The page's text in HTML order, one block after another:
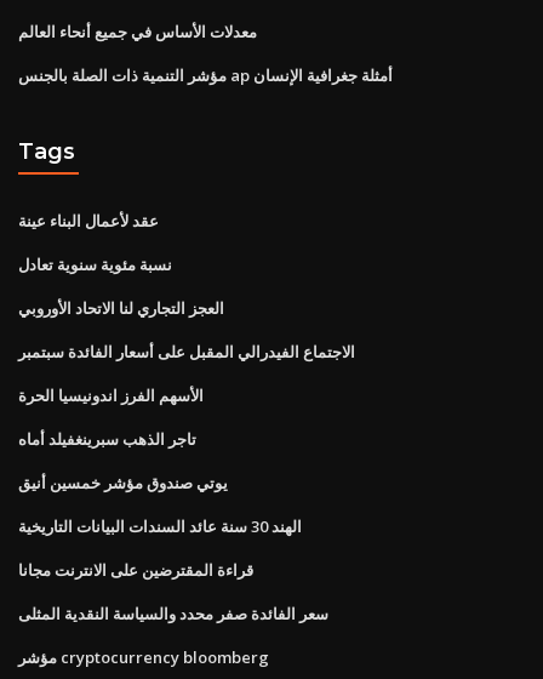
معدلات الأساس في جميع أنحاء العالم
مؤشر التنمية ذات الصلة بالجنس ap أمثلة جغرافية الإنسان
Tags
عقد لأعمال البناء عينة
نسبة مئوية سنوية تعادل
العجز التجاري لنا الاتحاد الأوروبي
الاجتماع الفيدرالي المقبل على أسعار الفائدة سبتمبر
الأسهم الفرز اندونيسيا الحرة
تاجر الذهب سبرينغفيلد أماه
يوتي صندوق مؤشر خمسين أنيق
الهند 30 سنة عائد السندات البيانات التاريخية
قراءة المقترضين على الانترنت مجانا
سعر الفائدة صفر محدد والسياسة النقدية المثلى
مؤشر cryptocurrency bloomberg